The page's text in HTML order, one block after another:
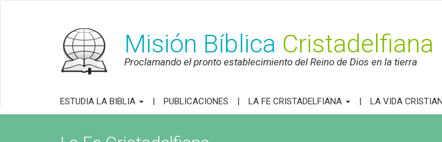
Misión Bíblica Cristadelfiana
Proclamando el pronto establecimiento del Reino de Dios en la tierra
ESTUDIA LA BIBLIA PUBLICACIONES LA FE CRISTADELFIANA LA VIDA